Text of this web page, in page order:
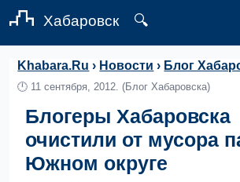
Хабаровск 🔍
Khabara.Ru › Новости › Блог
🕛 11 сентября, 2012. (Блог Хабаровска)
Блогеры Хабаровска
очистили от мусора
Южном округе